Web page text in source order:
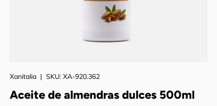
Xanitalia | SKU: XA-920.362
Aceite de almendras dulces 500ml